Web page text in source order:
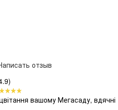
отзыв
вашому Мегасаду, вдячні